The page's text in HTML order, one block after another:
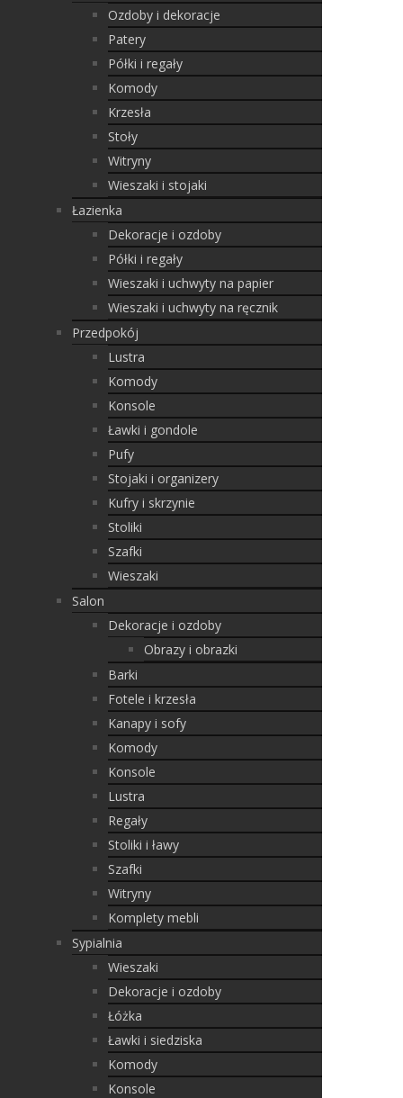
Ozdoby i dekoracje
Patery
Półki i regały
Komody
Krzesła
Stoły
Witryny
Wieszaki i stojaki
Łazienka
Dekoracje i ozdoby
Półki i regały
Wieszaki i uchwyty na papier
Wieszaki i uchwyty na ręcznik
Przedpokój
Lustra
Komody
Konsole
Ławki i gondole
Pufy
Stojaki i organizery
Kufry i skrzynie
Stoliki
Szafki
Wieszaki
Salon
Dekoracje i ozdoby
Obrazy i obrazki
Barki
Fotele i krzesła
Kanapy i sofy
Komody
Konsole
Lustra
Regały
Stoliki i ławy
Szafki
Witryny
Komplety mebli
Sypialnia
Wieszaki
Dekoracje i ozdoby
Łóżka
Ławki i siedziska
Komody
Konsole